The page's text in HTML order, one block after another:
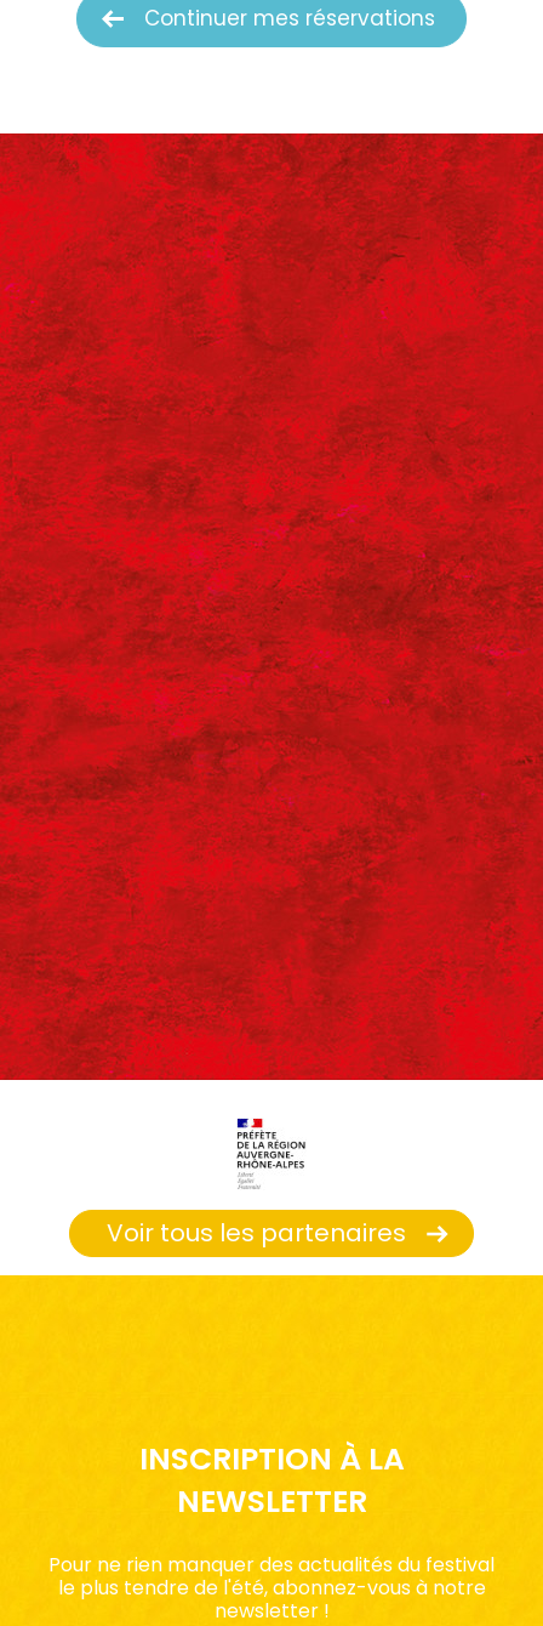
Continuer mes réservations
Voir tous les partenaires
INSCRIPTION À LA
NEWSLETTER
Pour ne rien manquer des actualités du festival
le plus tendre de l'été, abonnez-vous à notre
newsletter !